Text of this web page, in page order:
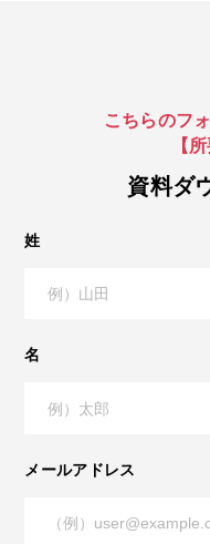
こちらのフ
【
資料ダ
姓
名
メールアドレス